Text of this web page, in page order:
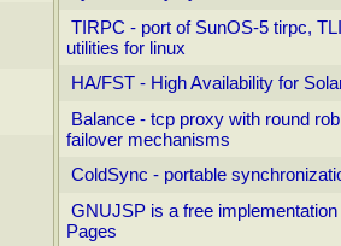
TIRPC - port of SunOS-5 tirpc,
utilities for linux
HA/FST - High Availability for
Balance - tcp proxy with round
failover mechanisms
ColdSync - portable
GNUJSP is a free
Pages